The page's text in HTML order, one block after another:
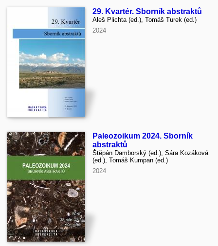
29. Kvartér. Sborník abstraktů
Aleš Plichta (ed.), Tomáš Turek (ed.)
2024
Paleozoikum 2024. Sborník
abstraktů
Štěpán Damborský (ed.), Sára Kozáková
(ed.), Tomáš Kumpan (ed.)
2024